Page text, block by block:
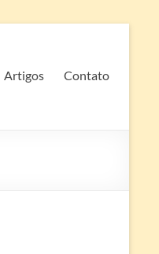
Artigos Contato